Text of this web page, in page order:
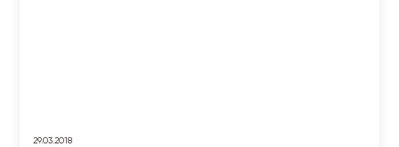
29.03.2018